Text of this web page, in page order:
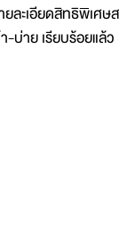
ละเอียดสิทธิพิเศ
-บ่าย เรียบร้อยแล้ว